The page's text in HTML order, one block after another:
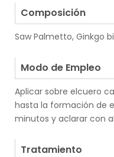
Composición
Saw Palmetto, Ginkgo
Modo de Empleo
Aplicar sobre elcuero
hasta la formación de
minutos y aclarar con
Tratamiento